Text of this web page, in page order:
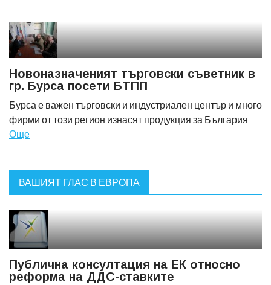
Новоназначеният търговски съветник в
гр. Бурса посети БТПП
Бурса е важен търговски и индустриален център и много
фирми от този регион изнасят продукция за България
Още
ВАШИЯТ ГЛАС В ЕВРОПА
Публична консултация на ЕК относно
реформа на ДДС-ставките